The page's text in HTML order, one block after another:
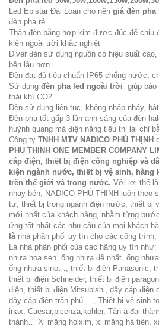
Led Epistar Đài Loan cho nên giá đèn pha
đèn pha rẻ.
Thân đèn bằng hợp kim được đúc để
kiện ngoài trời khắc nghiệt
Diver đèn sử dụng nguồn có hiệu suất
bền lâu hơn.
Đèn đạt đủ tiêu chuẩn IP65 chống nước,
Sử dụng đèn pha led ngoài trời giúp
thải khí CO2.
Đèn sử dụng liên tục, không nhấp nháy,
Đèn pha tốt gấp 3 lần anh sáng của đèn
huỳnh quang mà điện năng tiêu thị lại chỉ
Công ty TNHH MTV NADICO PHÚ THỊNH
PHU THINH ONE MEMBER COMPANY
cáp điện, thiết bị điện công nghiệp và
kiện ngành nước, thiết bị vệ sinh, hàng
trên thế giới và trong nước. Với lợi thế là
nhạy bén, NADICO PHÚ THỊNH luôn theo
tư, thiết bị trong ngành điện nước, thiết bị
mới nhất của khách hàng, nhằm từng
ứng tốt nhất các nhu cầu của mọi khách
là nhà phân phối uy tín cho các công
Là nhà phân phối của các hãng uy tín
nhựa hoa sen, ống nhựa đệ nhất, ống
ống nhựa sino…, thiết bị điện Panasonic,
thiết bị điện Schneider, thiết bị điện
điện, thiết bị điện Mitsubishi, dây cáp điện
dây cáp điện trần phú…., Thiết bị vệ sinh
inax, Caesar,picenza,kohler, Tân á đại
thành… Xi măng holxim, xi măng hà tiên,